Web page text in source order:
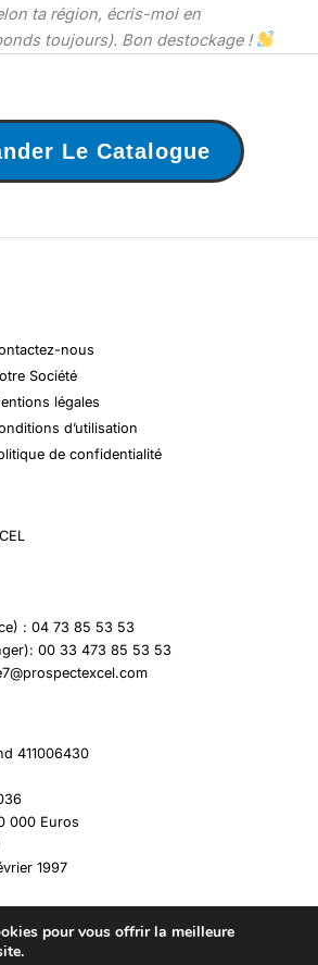
ta région, écris-moi en
toujours). Bon destockage !
Le Catalogue
nous
Société
légales
d’utilisation
de confidentialité
: 04 73 85 53 53
00 33 473 85 53 53
411006430
000 Euros
1997
pour vous offrir la meilleure